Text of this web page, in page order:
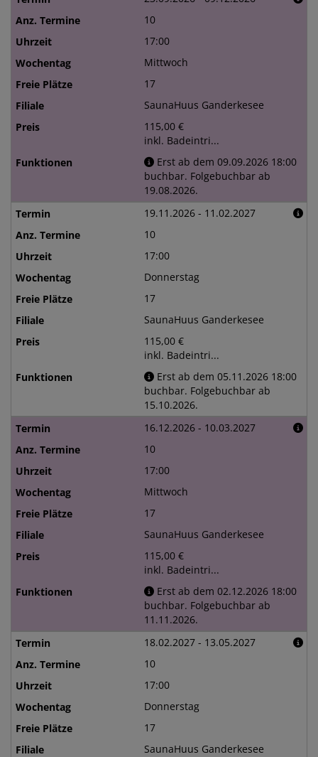
10
17:00
Mittwoch
17
SaunaHuus Ganderkesee
115,00 €
inkl. Badeintri...
Erst ab dem 09.09.2026 18:00
buchbar. Folgebuchbar ab
19.08.2026.
19.11.2026 - 11.02.2027
10
17:00
Donnerstag
17
SaunaHuus Ganderkesee
115,00 €
inkl. Badeintri...
Erst ab dem 05.11.2026 18:00
buchbar. Folgebuchbar ab
15.10.2026.
16.12.2026 - 10.03.2027
10
17:00
Mittwoch
17
SaunaHuus Ganderkesee
115,00 €
inkl. Badeintri...
Erst ab dem 02.12.2026 18:00
buchbar. Folgebuchbar ab
11.11.2026.
18.02.2027 - 13.05.2027
10
17:00
Donnerstag
17
SaunaHuus Ganderkesee